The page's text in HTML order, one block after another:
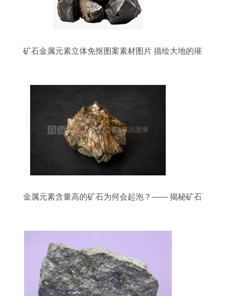
矿石金属元素立体免抠图案素材图片 描绘大地的璀
金属元素含量高的矿石为何会起泡？—— 揭秘矿石